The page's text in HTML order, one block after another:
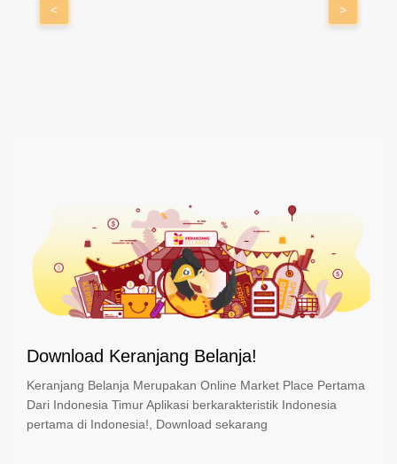
< >
Download Keranjang Belanja!
Keranjang Belanja Merupakan Online Market Place Pertama
Dari Indonesia Timur Aplikasi berkarakteristik Indonesia
pertama di Indonesia!, Download sekarang